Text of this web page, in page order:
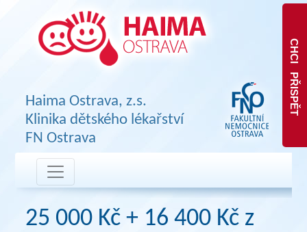
Haima Ostrava, z.s.
Klinika dětského lékařství
FN Ostrava
CHCI PŘISPĚT
25 000 Kč + 16 400 Kč z